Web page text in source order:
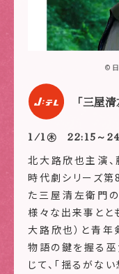
©
「三屋
1/1㊍ 22:15～
北大路欣也主演
時代劇シリーズ第
た三屋清左衛門
様々な出来事とと
大路欣也）と青年
物語の鍵を握る巫
じて、「揺るがな